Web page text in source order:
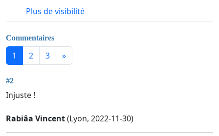
Plus de visibilité
Commentaires
1 2 3 »
#2
Injuste !
Rabiâa Vincent(Lyon, 2022-11-30)